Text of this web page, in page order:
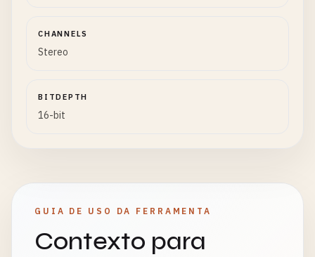
CHANNELS
Stereo
BITDEPTH
16-bit
GUIA DE USO DA FERRAMENTA
Contexto para